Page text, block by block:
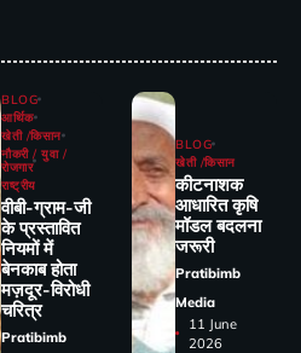
BLOG
आर्थिक
खेती /किसान
नौकरी / युवा /
रोजगार
राष्ट्रीय
वीबी-ग्राम-जी
के प्रस्तावित
नियमों में
बेनकाब होता
मज़दूर-विरोधी
चरित्र
Pratibimb
BLOG
खेती /किसान
कीटनाशक
आधारित कृषि
मॉडल बदलना
जरूरी
Pratibimb
Media
11 June
2026